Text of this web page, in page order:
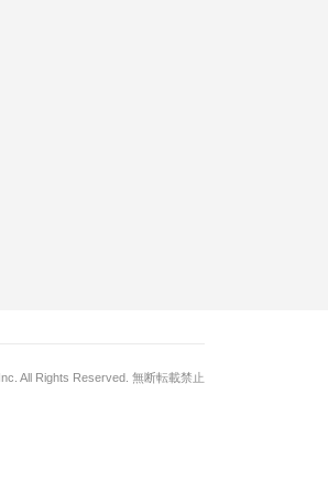
All Rights Reserved. 無断転載禁止